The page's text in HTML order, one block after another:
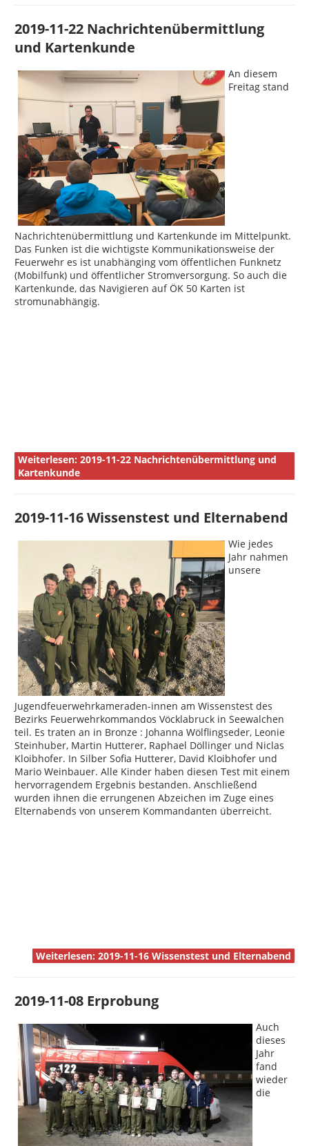
2019-11-22 Nachrichtenübermittlung
und Kartenkunde
An diesem
Freitag stand
Nachrichtenübermittlung und Kartenkunde im Mittelpunkt.
Das Funken ist die wichtigste Kommunikationsweise der
Feuerwehr es ist unabhänging vom öffentlichen Funknetz
(Mobilfunk) und öffentlicher Stromversorgung. So auch die
Kartenkunde, das Navigieren auf ÖK 50 Karten ist
stromunabhängig.
Weiterlesen: 2019-11-22 Nachrichtenübermittlung und
Kartenkunde
2019-11-16 Wissenstest und Elternabend
Wie jedes
Jahr nahmen
unsere
Jugendfeuerwehrkameraden-innen am Wissenstest des
Bezirks Feuerwehrkommandos Vöcklabruck in Seewalchen
teil. Es traten an in Bronze : Johanna Wölflingseder, Leonie
Steinhuber, Martin Hutterer, Raphael Döllinger und Niclas
Kloibhofer. In Silber Sofia Hutterer, David Kloibhofer und
Mario Weinbauer. Alle Kinder haben diesen Test mit einem
hervorragendem Ergebnis bestanden. Anschließend
wurden ihnen die errungenen Abzeichen im Zuge eines
Elternabends von unserem Kommandanten überreicht.
Weiterlesen: 2019-11-16 Wissenstest und Elternabend
2019-11-08 Erprobung
Auch
dieses
Jahr
fand
wieder
die